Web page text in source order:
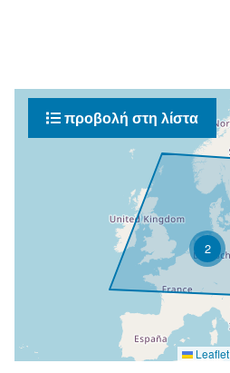
προβολή στη λίστα
2
Leaflet